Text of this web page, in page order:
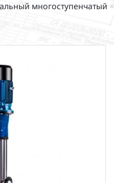
многоступенчатый